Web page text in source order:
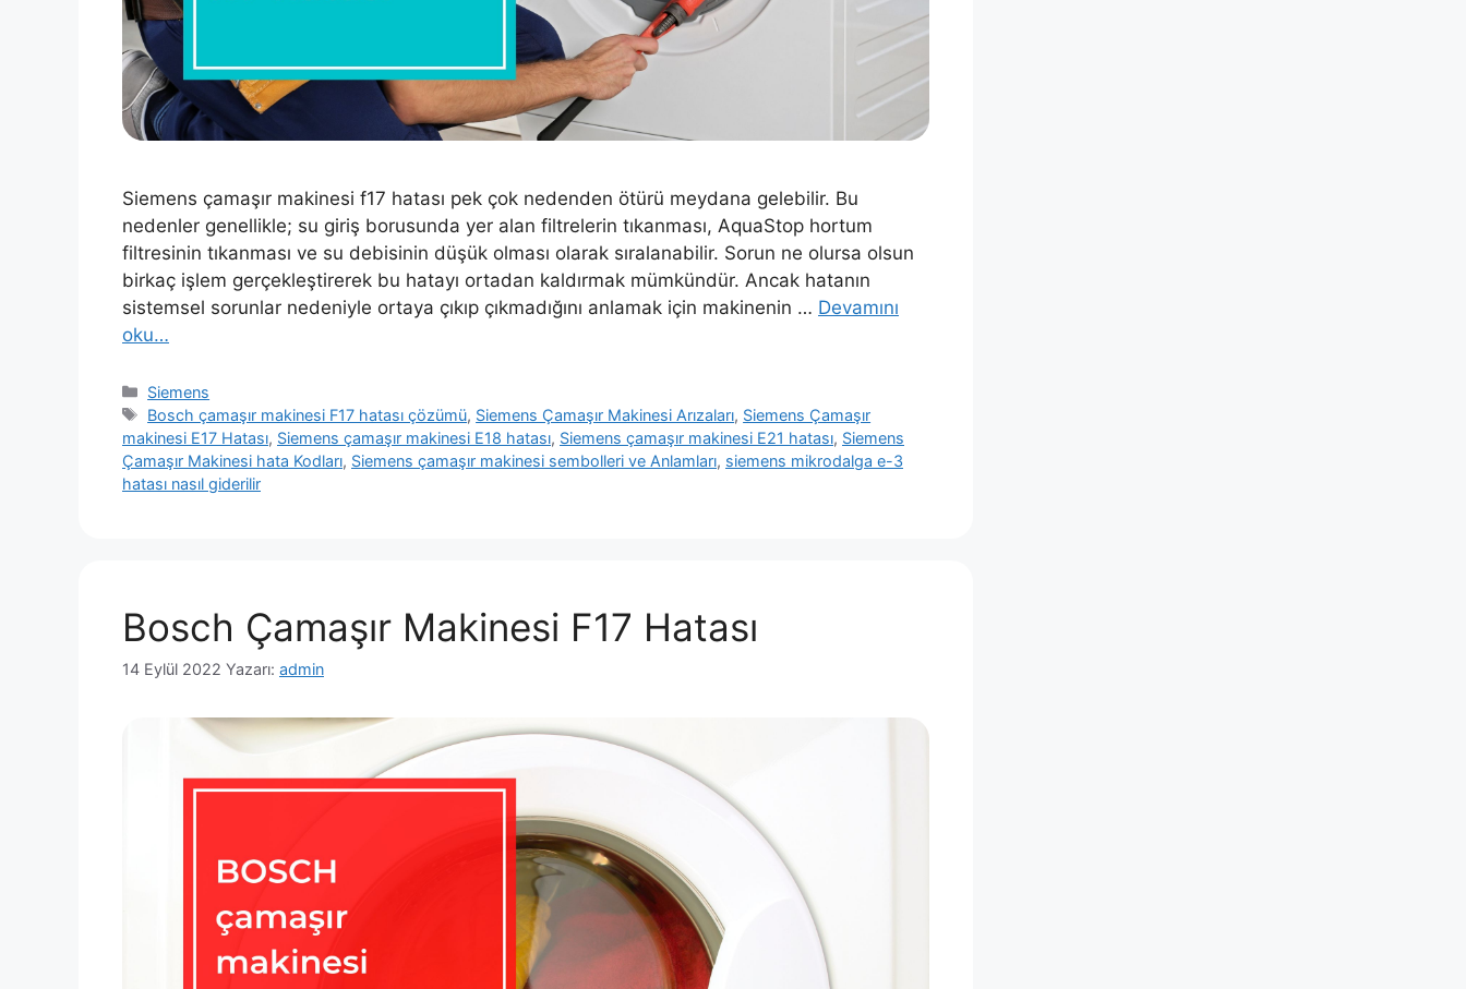
Siemens çamaşır makinesi f17 hatası pek çok nedenden ötürü meydana gelebilir. Bu
nedenler genellikle; su giriş borusunda yer alan filtrelerin tıkanması, AquaStop hortum
filtresinin tıkanması ve su debisinin düşük olması olarak sıralanabilir. Sorun ne olursa olsun
birkaç işlem gerçekleştirerek bu hatayı ortadan kaldırmak mümkündür. Ancak hatanın
sistemsel sorunlar nedeniyle ortaya çıkıp çıkmadığını anlamak için makinenin … Devamını
oku…
Kategoriler
Siemens
Etiketler
Bosch çamaşır makinesi F17 hatası çözümü, Siemens Çamaşır Makinesi Arızaları, Siemens Çamaşır
makinesi E17 Hatası, Siemens çamaşır makinesi E18 hatası, Siemens çamaşır makinesi E21 hatası, Siemens
Çamaşır Makinesi hata Kodları, Siemens çamaşır makinesi sembolleri ve Anlamları, siemens mikrodalga e-3
hatası nasıl giderilir
Bosch Çamaşır Makinesi F17 Hatası
14 Eylül 2022 Yazarı: admin